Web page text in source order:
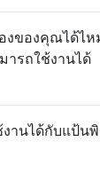
ของคุณได้ไห
ารถใช้งานได้
านได้กับแป้น